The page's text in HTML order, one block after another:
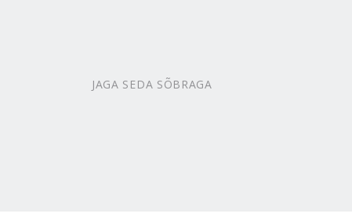
JAGA SEDA SÕBRAGA